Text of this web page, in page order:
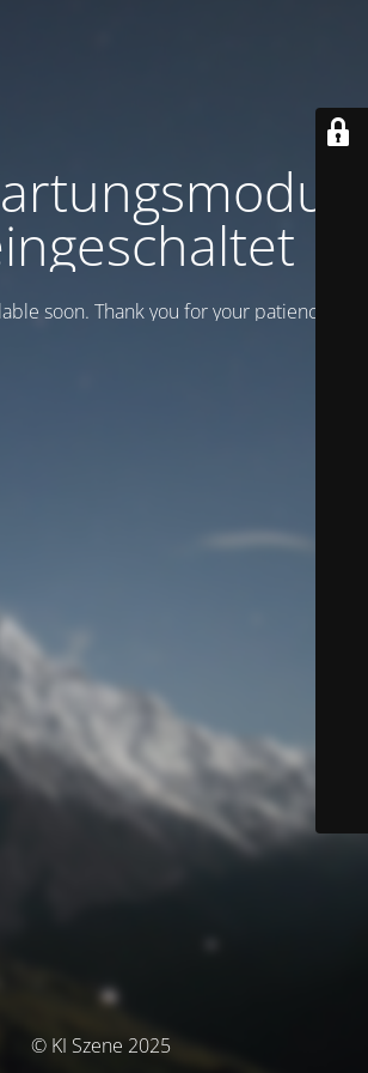
soon. Thank you for your patience!
© KI Szene 2025